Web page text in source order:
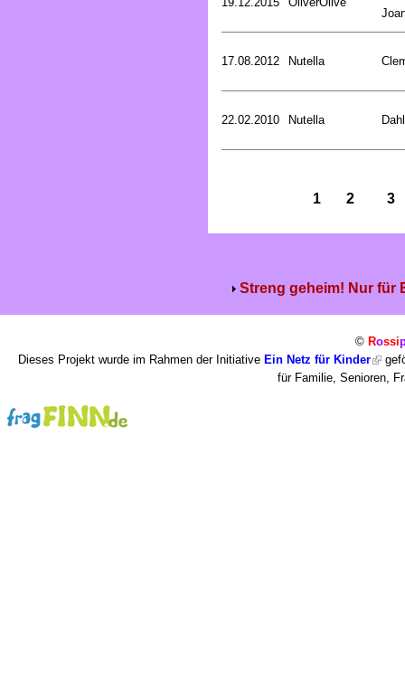
17.08.2012 Nutella
22.02.2010 Nutella
1 2 3
Streng geheim! Nur für
© Rossi
Dieses Projekt wurde im Rahmen der Initiative Ein Netz für Kinder
für Familie, Senioren,